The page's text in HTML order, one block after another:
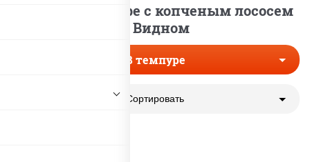
Роллы в темпуре с копченым лососем
в Видном
В темпуре
Сортировать